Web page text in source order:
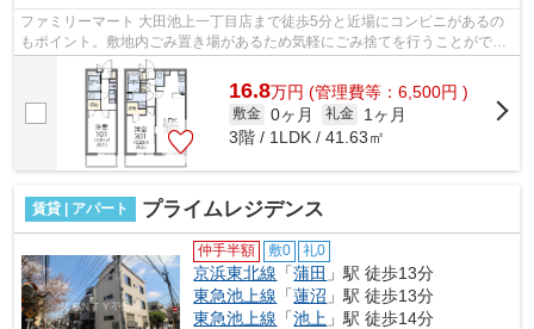
ファミリーマート 大田池上一丁目店まで徒歩5分と近場にコンビニがあるの
もポイント。敷地内ごみ置き場があるため気軽にごみ捨てを行うことがで
き、ゴミの多い時も安心です。最上階の...
16.8万円 (管理費等：6,500円 )
敷金 0ヶ月 礼金
1ヶ月
3階 / 1LDK / 41.63㎡
賃貸 | アパート プライムレジデンス
仲手半額 敷0 礼0
京浜東北線 「蒲田 」駅 徒歩13分
東急池上線 「蓮沼 」駅 徒歩13分
東急池上線 「池上 」駅 徒歩14分